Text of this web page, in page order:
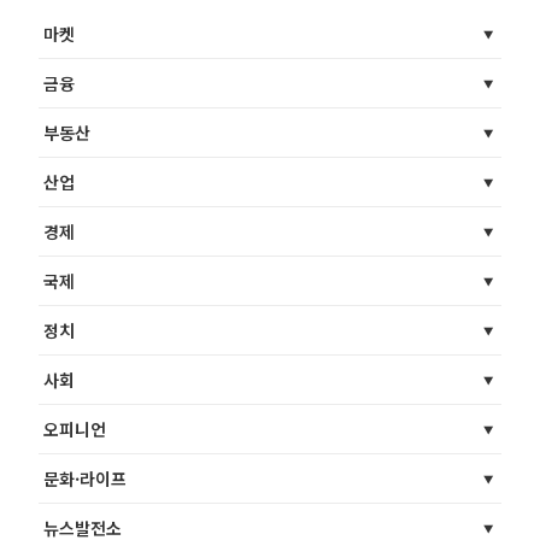
마켓
금융
부동산
산업
경제
국제
정치
사회
오피니언
문화·라이프
뉴스발전소